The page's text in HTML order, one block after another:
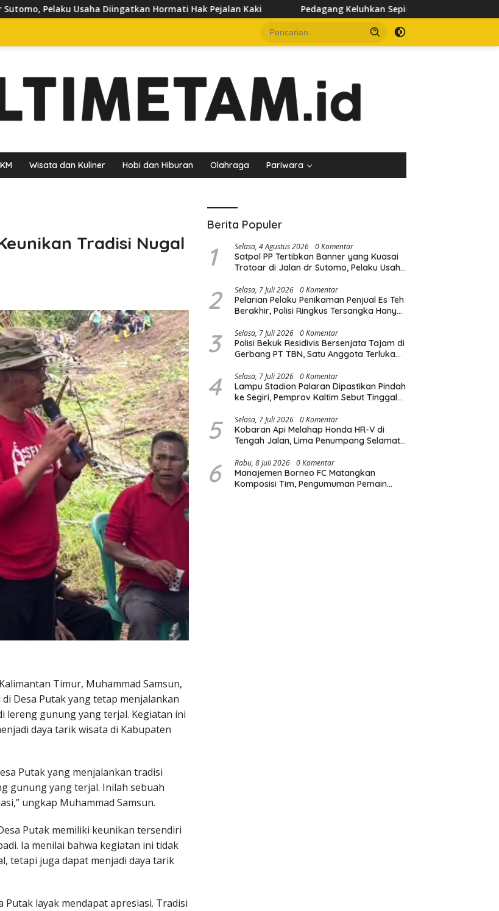
Hormati Hak Pejalan Kaki Pedagang Keluhkan Sepinya Pasar Pagi Samarinda, Minta Pemkot
Wisata dan Kuliner Hobi dan Hiburan Olahraga Pariwara
Tradisi Nugal
Timur, Muhammad Samsun,
Desa Putak yang tetap menjalankan
lereng gunung yang terjal. Kegiatan ini
daya tarik wisata di Kabupaten
Putak yang menjalankan tradisi
gunung yang terjal. Inilah sebuah
ungkap Muhammad Samsun.
Putak memiliki keunikan tersendiri
Ia menilai bahwa kegiatan ini tidak
tetapi juga dapat menjadi daya tarik
Putak layak mendapat apresiasi. Tradisi
Berita Populer
1 Selasa, 4 Agustus 2026 0 Komentar
Satpol PP Tertibkan Banner yang Kuasai
Trotoar di Jalan dr Sutomo, Pelaku Usaha
2 Selasa, 7 Juli 2026 0 Komentar
Pelarian Pelaku Penikaman Penjual Es Teh
Berakhir, Polisi Ringkus Tersangka Hanya
3 Selasa, 7 Juli 2026 0 Komentar
Polisi Bekuk Residivis Bersenjata Tajam di
Gerbang PT TBN, Satu Anggota Terluka
4 Selasa, 7 Juli 2026 0 Komentar
Lampu Stadion Palaran Dipastikan Pindah
ke Segiri, Pemprov Kaltim Sebut Tinggal
5 Selasa, 7 Juli 2026 0 Komentar
Kobaran Api Melahap Honda HR-V di
Tengah Jalan, Lima Penumpang Selamat
6 Rabu, 8 Juli 2026 0 Komentar
Manajemen Borneo FC Matangkan
Komposisi Tim, Pengumuman Pemain